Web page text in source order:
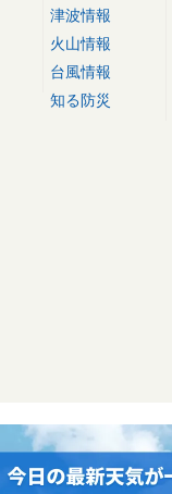
津波情報
火山情報
台風情報
知る防災